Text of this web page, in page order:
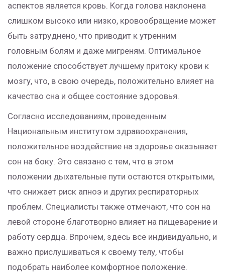
аспектов является кровь. Когда голова наклонена
слишком высоко или низко, кровообращение может
быть затруднено, что приводит к утренним
головным болям и даже мигреням. Оптимальное
положение способствует лучшему притоку крови к
мозгу, что, в свою очередь, положительно влияет на
качество сна и общее состояние здоровья.
Согласно исследованиям, проведенным
Национальным институтом здравоохранения,
положительное воздействие на здоровье оказывает
сон на боку. Это связано с тем, что в этом
положении дыхательные пути остаются открытыми,
что снижает риск апноэ и других респираторных
проблем. Специалисты также отмечают, что сон на
левой стороне благотворно влияет на пищеварение и
работу сердца. Впрочем, здесь все индивидуально, и
важно прислушиваться к своему телу, чтобы
подобрать наиболее комфортное положение.